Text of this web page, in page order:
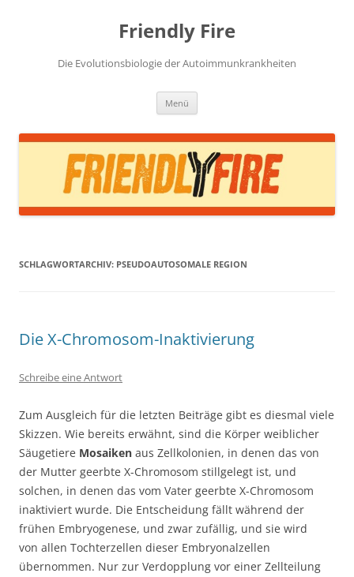
Friendly Fire
Die Evolutionsbiologie der Autoimmunkrankheiten
Menü
SCHLAGWORTARCHIV: PSEUDOAUTOSOMALE REGION
Die X-Chromosom-Inaktivierung
Schreibe eine Antwort
Zum Ausgleich für die letzten Beiträge gibt es diesmal viele
Skizzen. Wie bereits erwähnt, sind die Körper weiblicher
Säugetiere Mosaiken aus Zellkolonien, in denen das von
der Mutter geerbte X-Chromosom stillgelegt ist, und
solchen, in denen das vom Vater geerbte X-Chromosom
inaktiviert wurde. Die Entscheidung fällt während der
frühen Embryogenese, und zwar zufällig, und sie wird
von allen Tochterzellen dieser Embryonalzellen
übernommen. Nur zur Verdopplung vor einer Zellteilung